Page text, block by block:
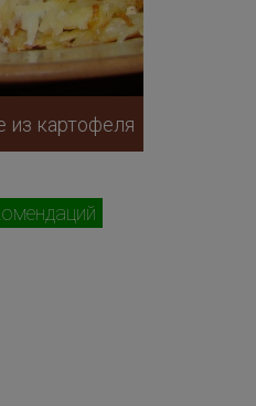
из картофеля